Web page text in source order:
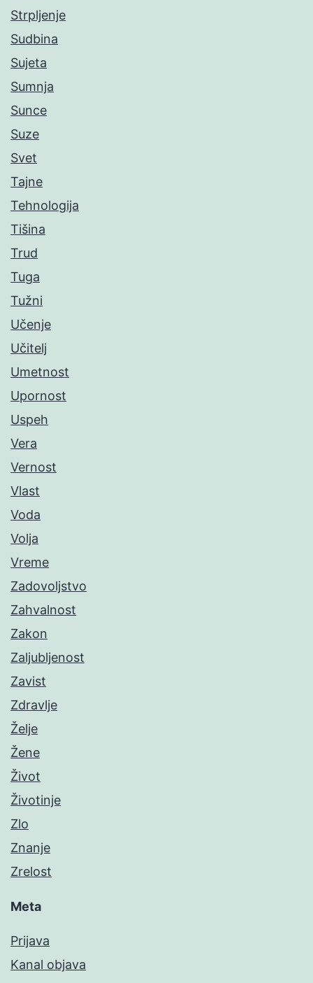
Strpljenje
Sudbina
Sujeta
Sumnja
Sunce
Suze
Svet
Tajne
Tehnologija
Tišina
Trud
Tuga
Tužni
Učenje
Učitelj
Umetnost
Upornost
Uspeh
Vera
Vernost
Vlast
Voda
Volja
Vreme
Zadovoljstvo
Zahvalnost
Zakon
Zaljubljenost
Zavist
Zdravlje
Želje
Žene
Život
Životinje
Zlo
Znanje
Zrelost
Meta
Prijava
Kanal objava